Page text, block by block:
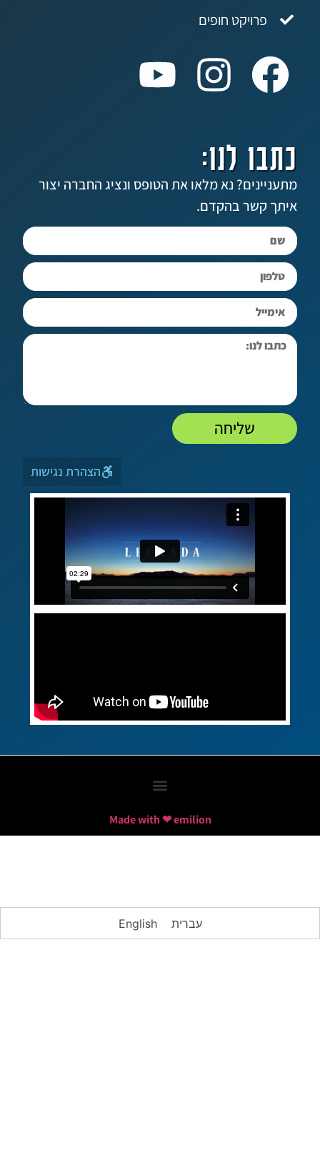
חופים
לנו:
נא מלאו את הטופס ונציג החברה יצור
בהקדם.
שליחה
הצהרת נגישות
Made with ❤ emilion
English